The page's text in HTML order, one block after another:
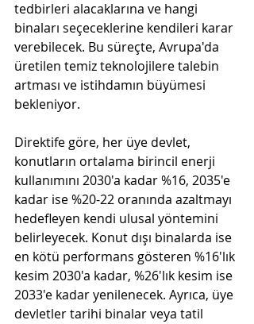
tedbirleri alacaklarına ve hangi
binaları seçeceklerine kendileri karar
verebilecek. Bu süreçte, Avrupa'da
üretilen temiz teknolojilere talebin
artması ve istihdamın büyümesi
bekleniyor.
Direktife göre, her üye devlet,
konutların ortalama birincil enerji
kullanımını 2030'a kadar %16, 2035'e
kadar ise %20-22 oranında azaltmayı
hedefleyen kendi ulusal yöntemini
belirleyecek. Konut dışı binalarda ise
en kötü performans gösteren %16'lık
kesim 2030'a kadar, %26'lık kesim ise
2033'e kadar yenilenecek. Ayrıca, üye
devletler tarihi binalar veya tatil